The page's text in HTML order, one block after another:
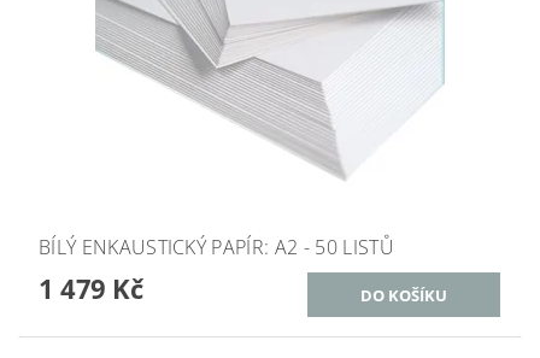
BÍLÝ ENKAUSTICKÝ PAPÍR: A2 - 50 LISTŮ
1 479 Kč